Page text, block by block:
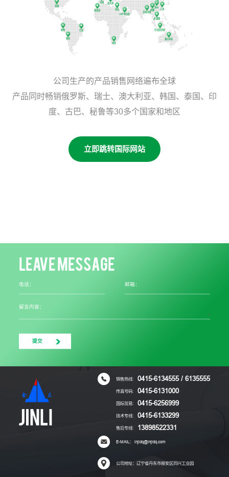
美国
秘鲁
智利
巴西
法国
摩洛哥
意大利
埃及
南非
沙特阿拉伯
孟加拉国
成都
郑州
柬埔寨
上海
印度尼西亚
澳大利亚
公司生产的产品销售网络遍布全球
产品同时畅销俄罗斯、瑞士、澳大利亚、韩国、泰国、印
度、古巴、秘鲁等30多个国家和地区
立即跳转国际网站
LEAVE MESSAGE
电话： 邮箱：
留言内容：
提交
销售热线: 0415-6134555 / 6135555
传真号码: 0415-6131000
国际贸易: 0415-6256999
技术专线: 0415-6133299
售后专线: 13898522331
E-MAIL： lnjldq@lnjldq.com
公司地址：辽宁省丹东市振安区同兴工业园